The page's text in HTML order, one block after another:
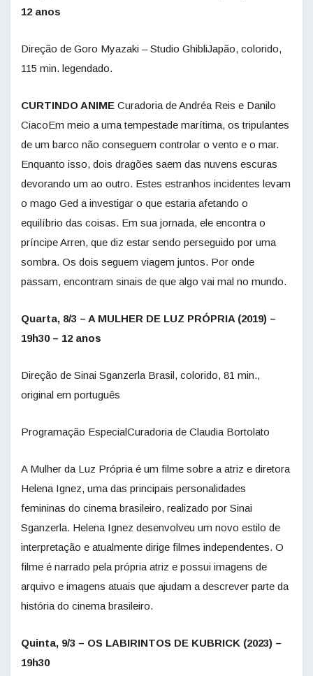
12 anos
Direção de Goro Myazaki – Studio GhibliJapão, colorido,
115 min. legendado.
CURTINDO ANIME Curadoria de Andréa Reis e Danilo
CiacoEm meio a uma tempestade marítima, os tripulantes
de um barco não conseguem controlar o vento e o mar.
Enquanto isso, dois dragões saem das nuvens escuras
devorando um ao outro. Estes estranhos incidentes levam
o mago Ged a investigar o que estaria afetando o
equilíbrio das coisas. Em sua jornada, ele encontra o
príncipe Arren, que diz estar sendo perseguido por uma
sombra. Os dois seguem viagem juntos. Por onde
passam, encontram sinais de que algo vai mal no mundo.
Quarta, 8/3 – A MULHER DE LUZ PRÓPRIA (2019) –
19h30 – 12 anos
Direção de Sinai Sganzerla Brasil, colorido, 81 min.,
original em português
Programação EspecialCuradoria de Claudia Bortolato
A Mulher da Luz Própria é um filme sobre a atriz e diretora
Helena Ignez, uma das principais personalidades
femininas do cinema brasileiro, realizado por Sinai
Sganzerla. Helena Ignez desenvolveu um novo estilo de
interpretação e atualmente dirige filmes independentes. O
filme é narrado pela própria atriz e possui imagens de
arquivo e imagens atuais que ajudam a descrever parte da
história do cinema brasileiro.
Quinta, 9/3 – OS LABIRINTOS DE KUBRICK (2023) –
19h30